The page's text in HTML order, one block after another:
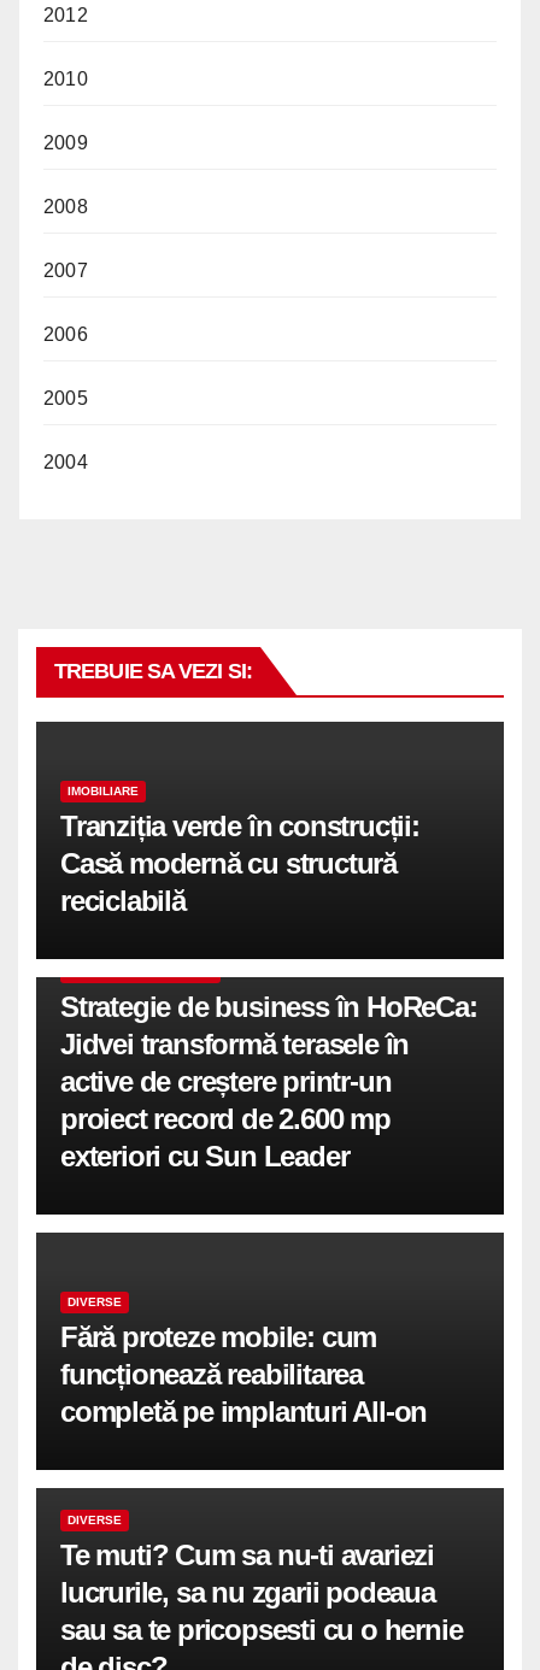
2012
2010
2009
2008
2007
2006
2005
2004
TREBUIE SA VEZI SI:
IMOBILIARE
Tranziția verde în construcții:
Casă modernă cu structură
reciclabilă
Strategie de business în HoReCa:
Jidvei transformă terasele în
active de creștere printr-un
proiect record de 2.600 mp
exteriori cu Sun Leader
DIVERSE
Fără proteze mobile: cum
funcționează reabilitarea
completă pe implanturi All-on
DIVERSE
Te muti? Cum sa nu-ti avariezi
lucrurile, sa nu zgarii podeaua
sau sa te pricopsesti cu o hernie